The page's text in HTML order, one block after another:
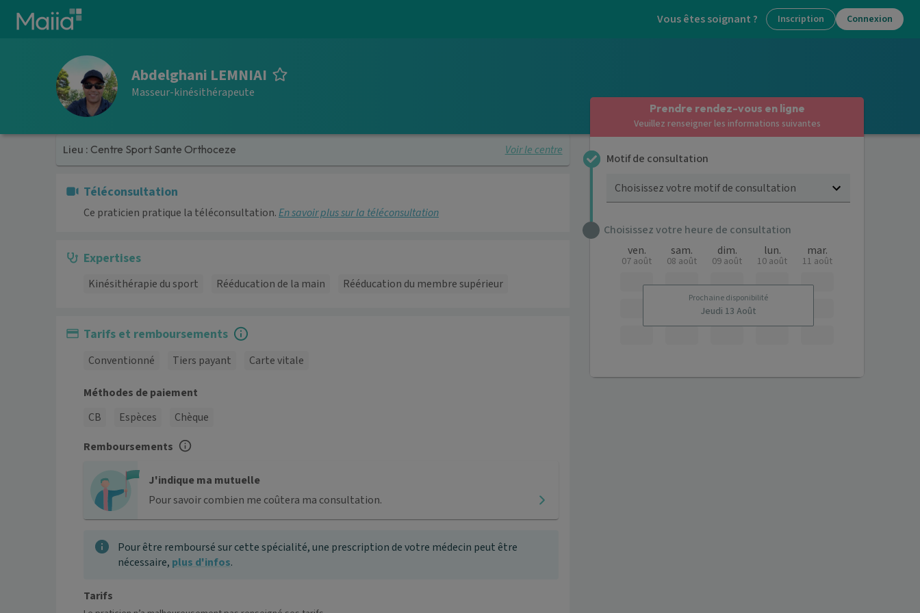
Aller au contenu principal Vous êtes soignant ? Inscription Connexion
Abdelghani LEMNIAI
Masseur-kinésithérapeute
Lieu : Centre Sport Sante Orthoceze Voir le centre
Téléconsultation
Ce praticien pratique la téléconsultation.En savoir plus sur la téléconsultation
Expertises
Kinésithérapie du sport Rééducation de la main Rééducation du membre supérieur
Tarifs et remboursements
Conventionné Tiers payant Carte vitale
Méthodes de paiement
CB
Espèces
Chèque
Remboursements
J'indique ma mutuelle
Pour savoir combien me coûtera ma consultation.
Pour être remboursé sur cette spécialité, une prescription de votre médecin peut être
nécessaire, plus d'infos.
Tarifs
Prendre rendez-vous en ligne
Veuillez renseigner les informations suivantes
Motif de consultation
Choisissez votre motif de consultation
Choisissez votre heure de consultation
Prochaine disponibilité
Jeudi 13 Août
ven.
07 août
sam.
08 août
dim.
09 août
lun.
10 août
mar.
11 août